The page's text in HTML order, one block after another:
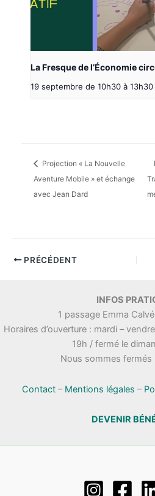
La Fresque de l’Économie
19 septembre de 10h30 à 13h30
Projection « La Nouvelle
Aventure Mobile » et échange
avec Jean Dard
PRÉCÉDENT
INFOS
1 passage Emma
Horaires d’ouverture : mardi –
19h / fermé le
Nous sommes fermés
Contact– Mentions légales –
DEVENIR